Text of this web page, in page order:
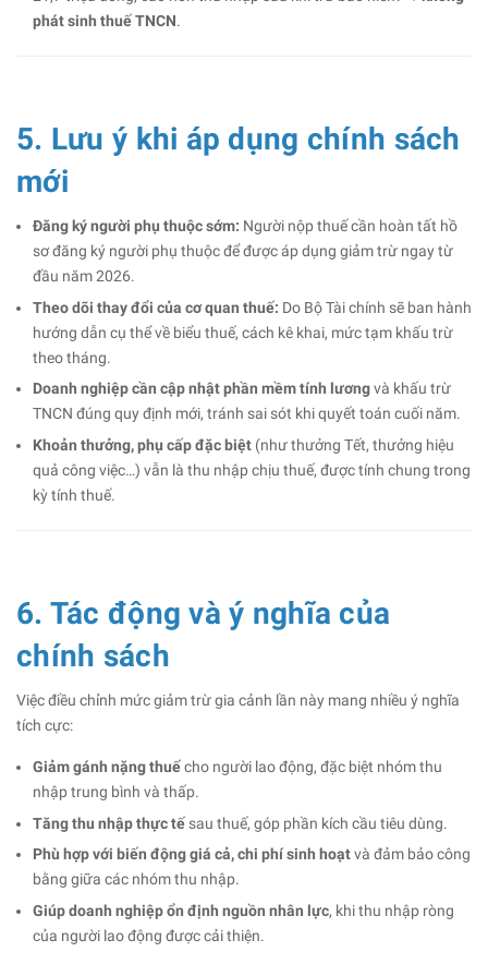
phát sinh thuế TNCN.
5. Lưu ý khi áp dụng chính sách
mới
Đăng ký người phụ thuộc sớm: Người nộp thuế cần hoàn tất hồ
sơ đăng ký người phụ thuộc để được áp dụng giảm trừ ngay từ
đầu năm 2026.
Theo dõi thay đổi của cơ quan thuế: Do Bộ Tài chính sẽ ban hành
hướng dẫn cụ thể về biểu thuế, cách kê khai, mức tạm khấu trừ
theo tháng.
Doanh nghiệp cần cập nhật phần mềm tính lươngvà khấu trừ
TNCN đúng quy định mới, tránh sai sót khi quyết toán cuối năm.
Khoản thưởng, phụ cấp đặc biệt (như thưởng Tết, thưởng hiệu
quả công việc…) vẫn là thu nhập chịu thuế, được tính chung trong
kỳ tính thuế.
6. Tác động và ý nghĩa của
chính sách
Việc điều chỉnh mức giảm trừ gia cảnh lần này mang nhiều ý nghĩa
tích cực:
Giảm gánh nặng thuếcho người lao động, đặc biệt nhóm thu
nhập trung bình và thấp.
Tăng thu nhập thực tếsau thuế, góp phần kích cầu tiêu dùng.
Phù hợp với biến động giá cả, chi phí sinh hoạtvà đảm bảo công
bằng giữa các nhóm thu nhập.
Giúp doanh nghiệp ổn định nguồn nhân lực, khi thu nhập ròng
của người lao động được cải thiện.